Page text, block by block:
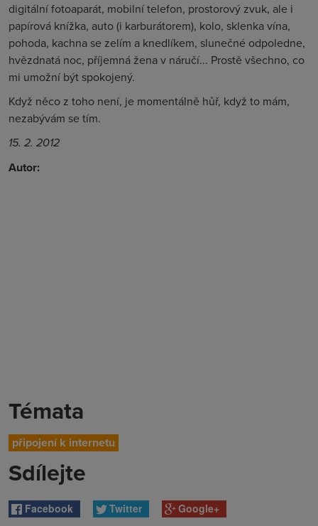
digitální fotoaparát, mobilní telefon, prostorový zvuk, ale i
papírová knížka, auto (i karburátorem), kolo, sklenka vína,
pohoda, kachna se zelím a knedlíkem, slunečné odpoledne,
hvězdnatá noc, příjemná žena v náručí... Prostě všechno, co
mi umožní být spokojený.
Když něco z toho není, je momentálně hůř, když to mám,
nezabývám se tím.
15. 2. 2012
Autor:
Témata
připojení k internetu
Sdílejte
Facebook Twitter Google+